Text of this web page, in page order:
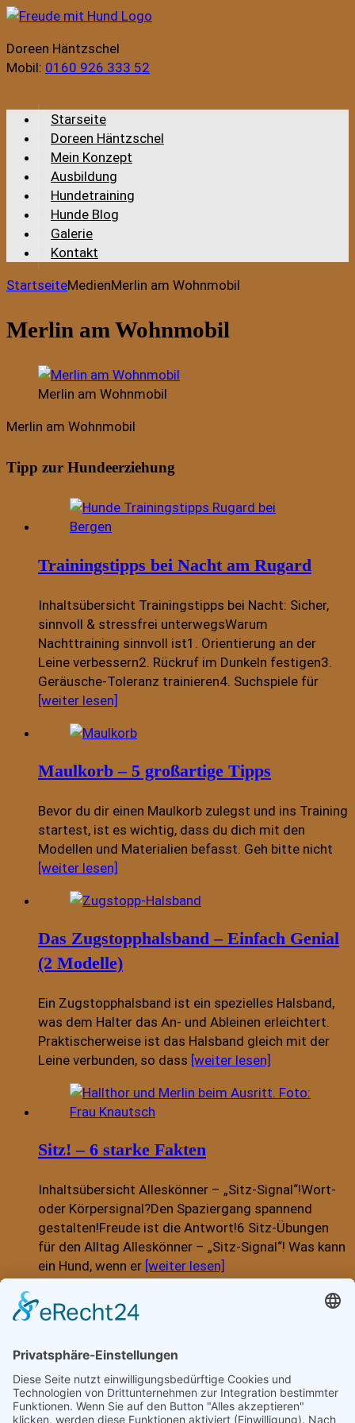
Doreen Häntzschel
Mobil: 0160 926 333 52
Starseite
Doreen Häntzschel
Mein Konzept
Ausbildung
Hundetraining
Hunde Blog
Galerie
Kontakt
StartseiteMedienMerlin am Wohnmobil
Merlin am Wohnmobil
Merlin am Wohnmobil
Merlin am Wohnmobil
Tipp zur Hundeerziehung
Trainingstipps bei Nacht am Rugard
Inhaltsübersicht Trainingstipps bei Nacht: Sicher,
sinnvoll & stressfrei unterwegsWarum
Nachttraining sinnvoll ist1. Orientierung an der
Leine verbessern2. Rückruf im Dunkeln festigen3.
Geräusche-Toleranz trainieren4. Suchspiele für
[weiter lesen]
Maulkorb – 5 großartige Tipps
Bevor du dir einen Maulkorb zulegst und ins Training
startest, ist es wichtig, dass du dich mit den
Modellen und Materialien befasst. Geh bitte nicht
[weiter lesen]
Das Zugstopphalsband – Einfach Genial
(2 Modelle)
Ein Zugstopphalsband ist ein spezielles Halsband,
was dem Halter das An- und Ableinen erleichtert.
Praktischerweise ist das Halsband gleich mit der
Leine verbunden, so dass [weiter lesen]
Sitz! – 6 starke Fakten
Inhaltsübersicht Alleskönner – „Sitz-Signal“!Wort-
oder Körpersignal?Den Spaziergang spannend
gestalten!Freude ist die Antwort!6 Sitz-Übungen
für den Alltag Alleskönner – „Sitz-Signal“! Was kann
ein Hund, wenn er [weiter lesen]
Inhaltsübersicht Leinenzieher hausgemacht!Frust
macht sich breitEs kommt schlimmerDie Lösung
Leinenzieher hausgemacht! Es war einmal ein